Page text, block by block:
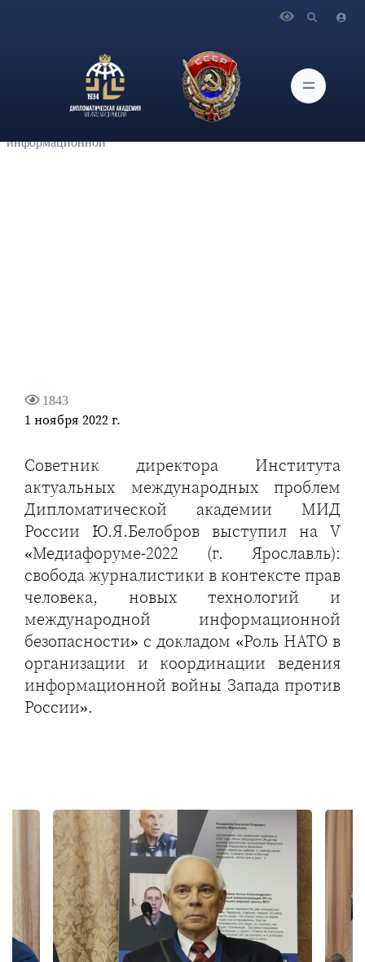
международных проблем Дипломатической академии МИД
России Ю.Я.Белобров выступил на V «Медиафоруме-2022 (г.
Ярославль): свобода журналистики в контексте прав
человека, новых технологий и международной
информационной
1843
1 ноября 2022 г.
Советник директора Института
актуальных международных проблем
Дипломатической академии МИД
России Ю.Я.Белобров выступил на V
«Медиафоруме-2022 (г. Ярославль):
свобода журналистики в контексте прав
человека, новых технологий и
международной информационной
безопасности» с докладом «Роль НАТО в
организации и координации ведения
информационной войны Запада против
России».